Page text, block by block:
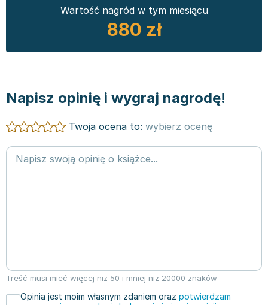
Wartość nagród w tym miesiącu
880 zł
Napisz opinię i wygraj nagrodę!
Twoja ocena to: wybierz ocenę
Treść musi mieć więcej niż 50 i mniej niż 20000 znaków
Opinia jest moim własnym zdaniem oraz potwierdzam